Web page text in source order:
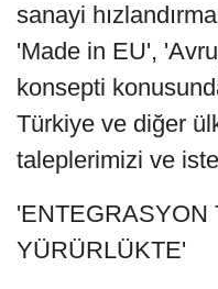
sanayi
'Made in EU',
konsepti
Türkiye ve diğer
taleplerimizi ve
'ENTEGRASYON
YÜRÜRLÜKTE'